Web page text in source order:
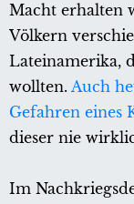
Macht erhalten
Völkern
Lateinamerika,
wollten. Auch
Gefahren eines
dieser nie
Im